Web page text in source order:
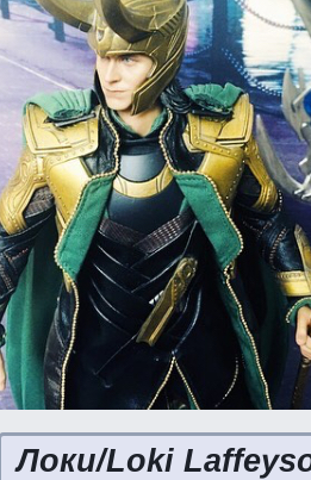
Локи/Loki